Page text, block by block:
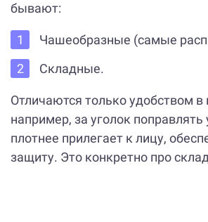
бывают:
Чашеобразные (самые
Складные.
Отличаются только удобством в
например, за уголок поправлять
плотнее прилегает к лицу,
защиту. Это конкретно про